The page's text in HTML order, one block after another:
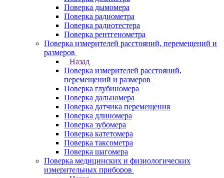
Поверка дымомера
Поверка радиометра
Поверка радиотестера
Поверка рентгенометра
Поверка измерителей расстояний, перемещений и
размеров
Назад
Поверка измерителей расстояний,
перемещений и размеров
Поверка глубиномера
Поверка дальномера
Поверка датчика перемещения
Поверка длиномера
Поверка зубомера
Поверка катетомера
Поверка таксометра
Поверка шагомера
Поверка медицинских и физиологических
измерительных приборов